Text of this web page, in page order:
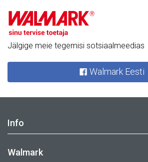
Jälgige meie tegemisi sotsiaalmeedias
Walmark Eesti
Info
Walmark